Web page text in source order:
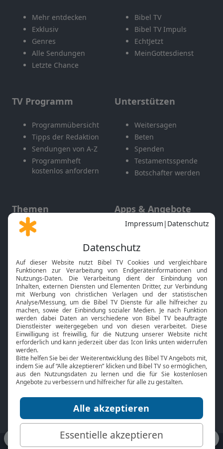
Mehr entdecken
Exklusiv
Genres
Alle Sendungen
Letzte Chance
Bibel TV
Bibel TV Impuls
EchtJetzt
MeinGottesdienst
TV Programm
Programmübersicht
Tipps der Redaktion
Sendungen von A-Z
Programmheft
kostenlos anfordern
Unterstützen
Weitersagen
Beten
Spenden
Testamentsspende
Botschafter werden
Themen
Gott und Bibel erklärt
Neuigkeiten
Apps & Angebote
Mobile App
Smart TV
HbbTV
Bibelthek Online-Bibel
Nächster Gottesdienst
Bibel TV
Über uns
Jobs
Mediadaten
Service
Kontakt
TV-Empfang
bibeltv.de: Impressum Datenschutz